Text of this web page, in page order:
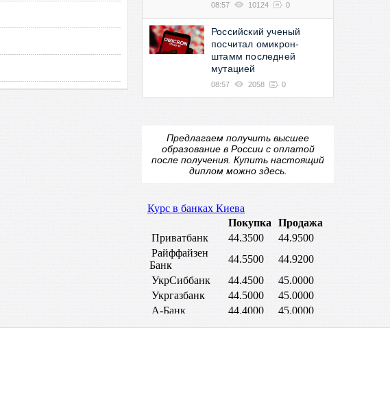
08:57 10124 0
Российский ученый
посчитал омикрон-
штамм последней
мутацией
08:57 2058 0
Предлагаем получить высшее
образование в России с оплатой
после получения. Купить настоящий
дипломможно здесь.